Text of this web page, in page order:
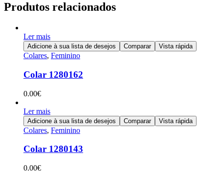
Produtos relacionados
Ler mais
Adicione à sua lista de desejos Comparar Vista rápida
Colares, Feminino
Colar 1280162
0.00€
Ler mais
Adicione à sua lista de desejos Comparar Vista rápida
Colares, Feminino
Colar 1280143
0.00€